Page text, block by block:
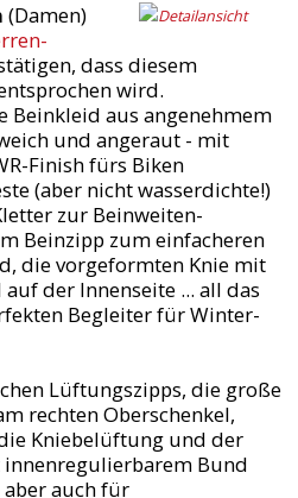
(Damen)
dass diesem
wird.
Beinkleid aus angenehmem
und angeraut - mit
Finish fürs Biken
(aber nicht wasserdichte!)
zur Beinweiten-
Beinzipp zum einfacheren
die vorgeformten Knie mit
der Innenseite ... all das
Begleiter für Winter-
Lüftungszipps, die große
rechten Oberschenkel,
Kniebelüftung und der
Bund
auch für